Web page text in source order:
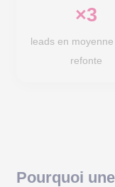
×3
leads en
refonte
Pourquoi